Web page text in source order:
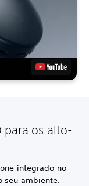
para os alto-
integrado no
seu ambiente.